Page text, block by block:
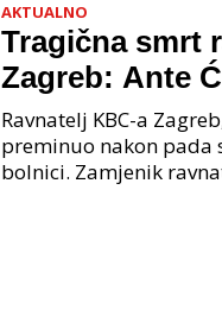
AKTUALNO
Tragična smrt
Zagreb: Ante
nakon pada u
mjestu
Ravnatelj KBC-a
preminuo nakon pada
bolnici. Zamjenik